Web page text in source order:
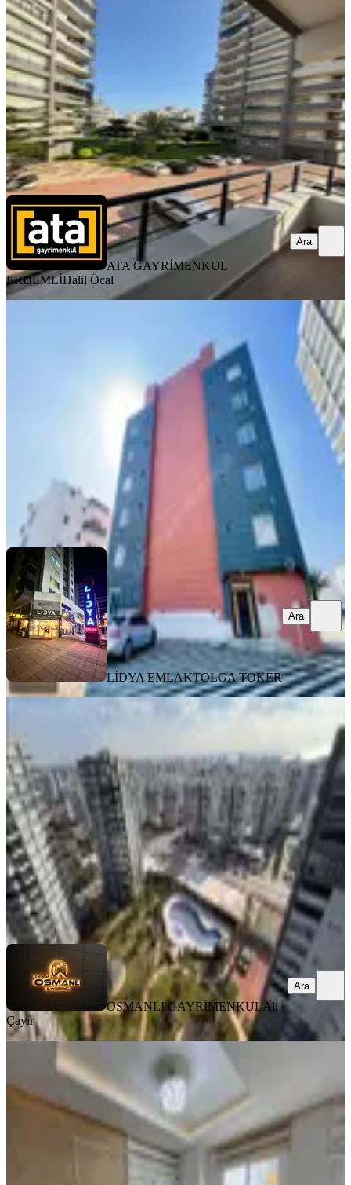
Erdemli, Türbe Mahallesi
16.06.2026
ATA GAYRİMENKUL ERDEMLİHalil Öcal
Ara
ATA GAYRİMENKUL
ERDEMLİHalil Öcal
Ara
Erdemli Devlet Hastanesi Karşısı
Satılık Sıfır 1+1 Daire
Erdemli, Türbe Mahallesi
29.05.2026
2.100.000 ₺
LİDYA EMLAKTOLGA TOKER
Ara
LİDYA EMLAKTOLGA TOKER
Ara
Erdemli En Prestijli Sitesi Bahçeşehir
Erdemli, Türbe Mahallesi
3+1· 190 m² ·12. Kat 12.05.2026
7.200.000 ₺7.600.000 ₺
OSMANLI GAYRİMENKUL Ali Çayır
Ara
OSMANLI GAYRİMENKULAli
Çayır
Ara
Erdemli Türbe Mah. Geniş 3+1 Satılık
Daire
Erdemli, Türbe Mahallesi
3+1·205 m² 5. Kat· 10.03.2026
5.950.000 ₺